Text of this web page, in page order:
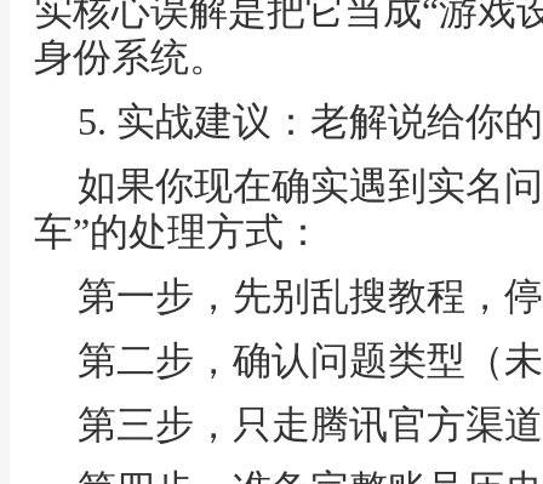
实核心误解是把它当成“游戏
身份系统。
5. 实战建议：老解说给你
如果你现在确实遇到实名
车”的处理方式：
第一步，先别乱搜教程，
第二步，确认问题类型（
第三步，只走腾讯官方渠